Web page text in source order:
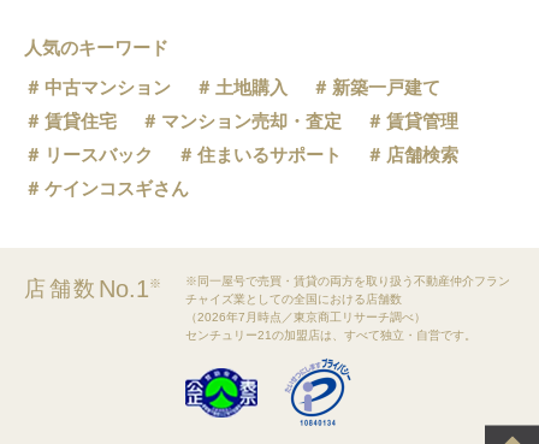
人気のキーワード
中古マンション
土地購入
新築一戸建て
賃貸住宅
マンション売却・査定
賃貸管理
リースバック
住まいるサポート
店舗検索
ケインコスギさん
店舗数 No.1※
※同一屋号で売買・賃貸の両方を取り扱う不動産仲介フラン
チャイズ業としての全国における店舗数
（2026年7月時点／東京商工リサーチ調べ）
センチュリー21の加盟店は、すべて独立・自営です。